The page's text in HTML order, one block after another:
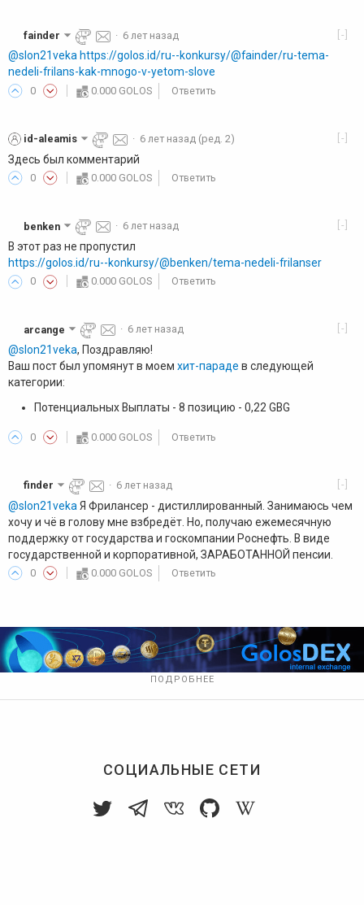
[-]
fainder · 6 лет назад
@slon21veka https://golos.id/ru--konkursy/@fainder/ru-tema-
nedeli-frilans-kak-mnogo-v-yetom-slove
0 0.000 GOLOS Ответить
[-]
id-aleamis · 6 лет назад (ред. 2)
Здесь был комментарий
0 0.000 GOLOS Ответить
[-]
benken · 6 лет назад
В этот раз не пропустил
https://golos.id/ru--konkursy/@benken/tema-nedeli-frilanser
0 0.000 GOLOS Ответить
[-]
arcange · 6 лет назад
@slon21veka, Поздравляю!
Ваш пост был упомянут в моем хит-параде в следующей
категории:
Потенциальных Выплаты - 8 позицию - 0,22 GBG
0 0.000 GOLOS Ответить
[-]
finder · 6 лет назад
@slon21veka Я Фрилансер - дистиллированный. Занимаюсь чем
хочу и чё в голову мне взбредёт. Но, получаю ежемесячную
поддержку от государства и госкомпании Роснефть. В виде
государственной и корпоративной, ЗАРАБОТАННОЙ пенсии.
0 0.000 GOLOS Ответить
ПОДРОБНЕЕ
СОЦИАЛЬНЫЕ СЕТИ